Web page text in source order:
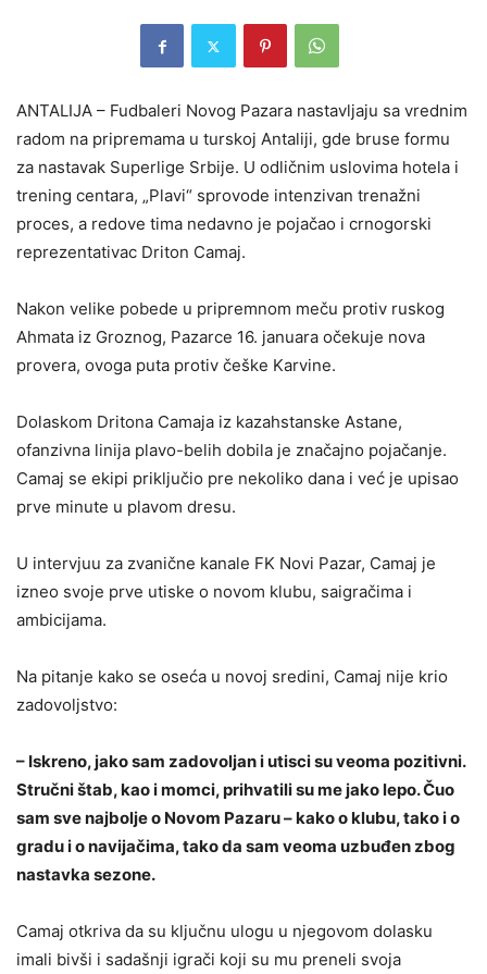
ANTALIJA – Fudbaleri Novog Pazara nastavljaju sa vrednim
radom na pripremama u turskoj Antaliji, gde bruse formu
za nastavak Superlige Srbije. U odličnim uslovima hotela i
trening centara, „Plavi“ sprovode intenzivan trenažni
proces, a redove tima nedavno je pojačao i crnogorski
reprezentativac Driton Camaj.
Nakon velike pobede u pripremnom meču protiv ruskog
Ahmata iz Groznog, Pazarce 16. januara očekuje nova
provera, ovoga puta protiv češke Karvine.
Dolaskom Dritona Camaja iz kazahstanske Astane,
ofanzivna linija plavo-belih dobila je značajno pojačanje.
Camaj se ekipi priključio pre nekoliko dana i već je upisao
prve minute u plavom dresu.
U intervjuu za zvanične kanale FK Novi Pazar, Camaj je
izneo svoje prve utiske o novom klubu, saigračima i
ambicijama.
Na pitanje kako se oseća u novoj sredini, Camaj nije krio
zadovoljstvo:
– Iskreno, jako sam zadovoljan i utisci su veoma pozitivni.
Stručni štab, kao i momci, prihvatili su me jako lepo. Čuo
sam sve najbolje o Novom Pazaru – kako o klubu, tako i o
gradu i o navijačima, tako da sam veoma uzbuđen zbog
nastavka sezone.
Camaj otkriva da su ključnu ulogu u njegovom dolasku
imali bivši i sadašnji igrači koji su mu preneli svoja